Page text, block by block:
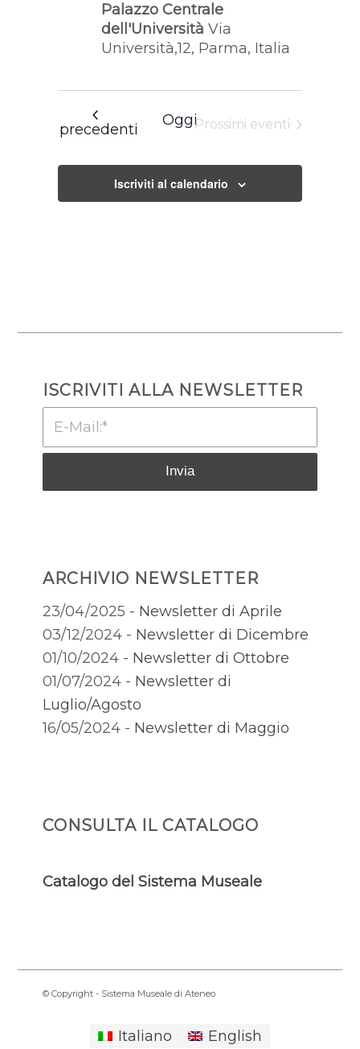
Palazzo Centrale
dell'UniversitàVia
Università,12, Parma, Italia
Eventi
precedenti
OggiProssimi eventi
Iscriviti al calendario
ISCRIVITI ALLA NEWSLETTER
ARCHIVIO NEWSLETTER
23/04/2025 - Newsletter di Aprile
03/12/2024 - Newsletter di Dicembre
01/10/2024 - Newsletter di Ottobre
01/07/2024 - Newsletter di
Luglio/Agosto
16/05/2024 - Newsletter di Maggio
CONSULTA IL CATALOGO
Catalogo del Sistema Museale
© Copyright - Sistema Museale di Ateneo
Italiano English